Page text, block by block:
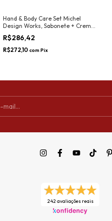
Hand & Body Care Set Michel
Design Works, Sabonete + Creme
+ Bucha - Lavender Rosemary
R$286,42
R$272,10 com Pix
242 avaliações reais